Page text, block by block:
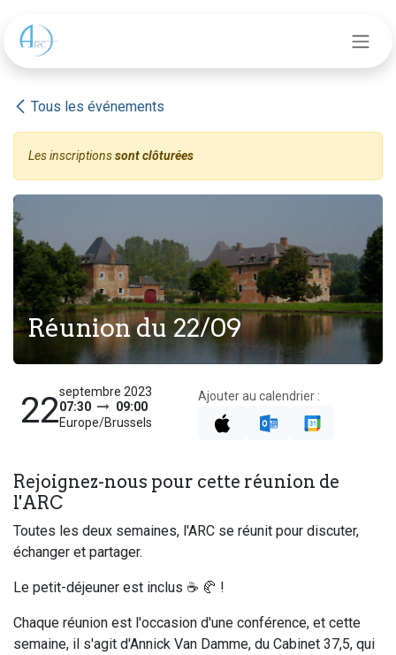
Tous les événements
Les inscriptionssont clôturées
Réunion du 22/09
22septembre 2023
07:30
09:00
Europe/Brussels
Ajouter au calendrier :
Rejoignez-nous pour cette réunion de
l'ARC
Toutes les deux semaines, l'ARC se réunit pour discuter,
échanger et partager.
Le petit-déjeuner est inclus ☕ 🥐 !
Chaque réunion est l'occasion d'une conférence, et cette
semaine, il s'agit d'Annick Van Damme, du Cabinet 37,5, qui